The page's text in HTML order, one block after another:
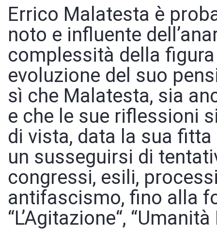
Errico Malatesta è
noto e influente
complessità della
evoluzione del suo
sì che Malatesta, sia
e che le sue riflessioni
di vista, data la sua
un susseguirsi di
congressi, esili,
antifascismo, fino alla
“L’Agitazione“,